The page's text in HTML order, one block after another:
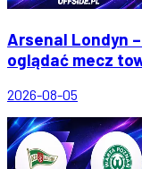
Arsenal Londyn
oglądać mecz
2026-08-05